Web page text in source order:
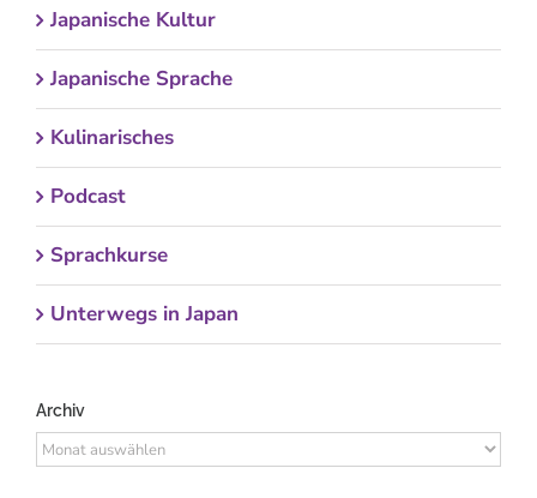
Japanische Kultur
Japanische Sprache
Kulinarisches
Podcast
Sprachkurse
Unterwegs in Japan
Archiv
Archiv